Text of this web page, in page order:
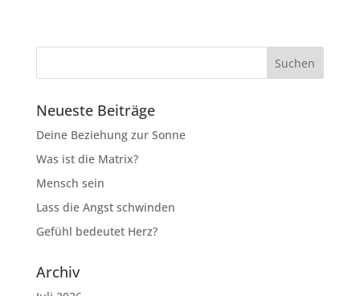
Neueste Beiträge
Deine Beziehung zur Sonne
Was ist die Matrix?
Mensch sein
Lass die Angst schwinden
Gefühl bedeutet Herz?
Archiv